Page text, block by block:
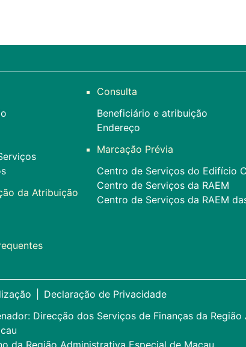
da Atribuição
Consulta
Beneficiário e atribuição
Endereço
Marcação Prévia
Centro de Serviços do Edifício
Centro de Serviços da RAEM
Centro de Serviços da RAEM
Declaração de Privacidade
Direcção dos Serviços de Finanças da
da Região Administrativa Especial de Macau.